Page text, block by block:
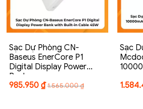
Sạc Dự Phòng CN-
Baseus EnerCore P1
Digital Display Power
Bank…
985.950 ₫1.565.000₫
Sạc